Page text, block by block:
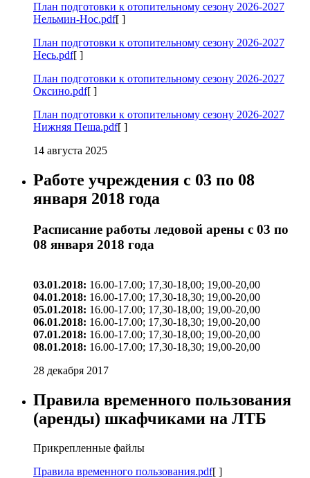
План подготовки к отопительному сезону 2026-2027
Нельмин-Нос.pdf[ ]
План подготовки к отопительному сезону 2026-2027
Несь.pdf[ ]
План подготовки к отопительному сезону 2026-2027
Оксино.pdf[ ]
План подготовки к отопительному сезону 2026-2027
Нижняя Пеша.pdf[ ]
14 августа 2025
Работе учреждения с 03 по 08
января 2018 года
Расписание работы ледовой арены с 03 по
08 января 2018 года
03.01.2018: 16.00-17.00; 17,30-18,00; 19,00-20,00
04.01.2018: 16.00-17.00; 17,30-18,30; 19,00-20,00
05.01.2018: 16.00-17.00; 17,30-18,00; 19,00-20,00
06.01.2018: 16.00-17.00; 17,30-18,30; 19,00-20,00
07.01.2018: 16.00-17.00; 17,30-18,00; 19,00-20,00
08.01.2018: 16.00-17.00; 17,30-18,30; 19,00-20,00
28 декабря 2017
Правила временного пользования
(аренды) шкафчиками на ЛТБ
Прикрепленные файлы
Правила временного пользования.pdf[ ]